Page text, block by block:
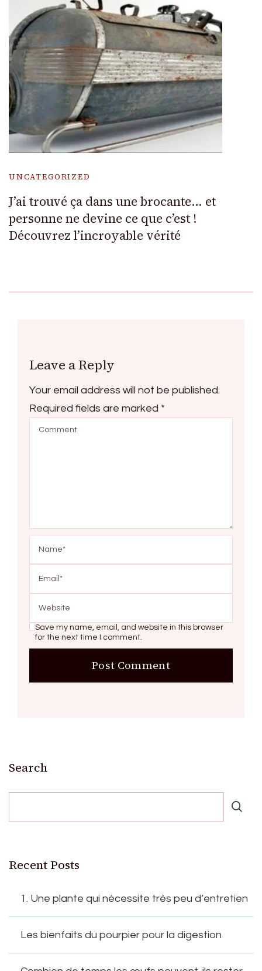
UNCATEGORIZED
J’ai trouvé ça dans une brocante… et
personne ne devine ce que c’est !
Découvrez l’incroyable vérité
Leave a Reply
Your email address will not be published.
Required fields are marked *
Save my name, email, and website in this browser
for the next time I comment.
Search
Recent Posts
1. Une plante qui nécessite très peu d’entretien
Les bienfaits du pourpier pour la digestion